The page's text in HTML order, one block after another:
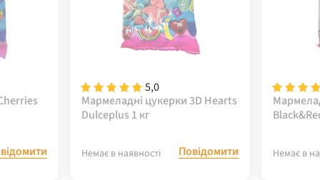
5,0
Мармеладні цукерки 3D Hearts
Dulceplus 1 кг
Немає в наявності Повідомити Немає в